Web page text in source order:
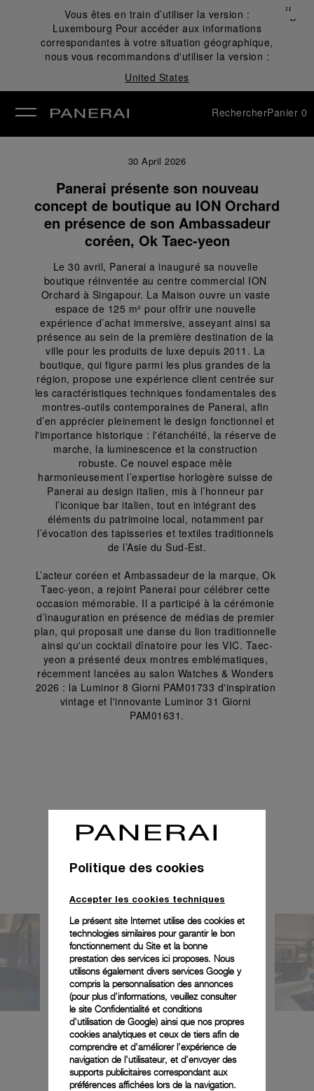
Vous êtes en train d’utiliser la version :
Luxembourg Pour accéder aux informations
correspondantes à votre situation géographique,
nous vous recommandons d'utiliser la version :
United States
Fermer
✕
RechercherPanier 0
30 April 2026
Panerai présente son nouveau
concept de boutique au ION Orchard
en présence de son Ambassadeur
coréen, Ok Taec-yeon
Le 30 avril, Panerai a inauguré sa nouvelle
boutique réinventée au centre commercial ION
Orchard à Singapour. La Maison ouvre un vaste
espace de 125 m² pour offrir une nouvelle
expérience d’achat immersive, asseyant ainsi sa
présence au sein de la première destination de la
ville pour les produits de luxe depuis 2011. La
boutique, qui figure parmi les plus grandes de la
région, propose une expérience client centrée sur
les caractéristiques techniques fondamentales des
montres-outils contemporaines de Panerai, afin
d’en apprécier pleinement le design fonctionnel et
l'importance historique : l'étanchéité, la réserve de
marche, la luminescence et la construction
robuste. Ce nouvel espace mêle
harmonieusement l’expertise horlogère suisse de
Panerai au design italien, mis à l’honneur par
l’iconique bar italien, tout en intégrant des
éléments du patrimoine local, notamment par
l’évocation des tapisseries et textiles traditionnels
de l’Asie du Sud-Est.
L’acteur coréen et Ambassadeur de la marque, Ok
Taec-yeon, a rejoint Panerai pour célébrer cette
occasion mémorable. Il a participé à la cérémonie
d’inauguration en présence de médias de premier
plan, qui proposait une danse du lion traditionnelle
ainsi qu'un cocktail dînatoire pour les VIC. Taec-
yeon a présenté deux montres emblématiques,
récemment lancées au salon Watches & Wonders
2026 : la Luminor 8 Giorni PAM01733 d'inspiration
vintage et l'innovante Luminor 31 Giorni
PAM01631.
Politique des cookies
Accepter les cookies techniques
Le présent site Internet utilise des cookies et
technologies similaires pour garantir le bon
fonctionnement du Site et la bonne
prestation des services ici proposes. Nous
utilisons également divers services Google y
compris la personnalisation des annonces
(pour plus d'informations, veuillez consulter
le site Confidentialité et conditions
d'utilisation de Google) ainsi que nos propres
cookies analytiques et ceux de tiers afin de
comprendre et d'améliorer l'expérience de
navigation de l'utilisateur, et d'envoyer des
supports publicitaires correspondant aux
préférences affichées lors de la navigation.